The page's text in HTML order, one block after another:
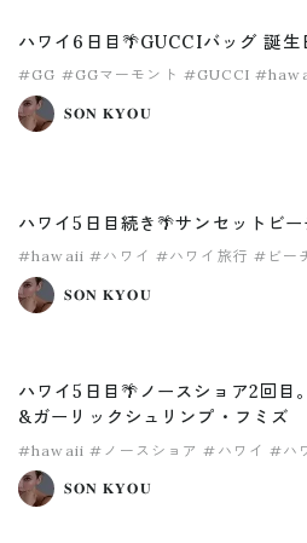
ハワイ6日目🌴GUCCIバッグ 誕生
#GG #GGマーモント #GUCCI
𝐒𝐎𝐍 𝐊𝐘𝐎𝐔
ハワイ5日目続き🌴サンセットビー
#hawaii #ハワイ #ハワイ旅行 #ビー
𝐒𝐎𝐍 𝐊𝐘𝐎𝐔
ハワイ5日目🌴ノースショア2回目
&ガーリックシュリンプ・フミズ
#hawaii #ノースショア #ハワイ #ハ
𝐒𝐎𝐍 𝐊𝐘𝐎𝐔